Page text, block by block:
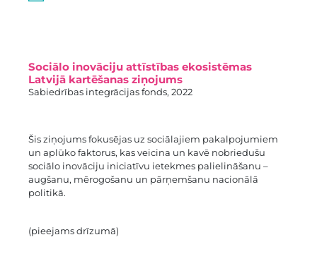
Sociālo inovāciju attīstības ekosistēmas
Latvijā kartēšanas ziņojums
Sabiedrības integrācijas fonds, 2022
Šis ziņojums fokusējas uz sociālajiem pakalpojumiem
un aplūko faktorus, kas veicina un kavē nobriedušu
sociālo inovāciju iniciatīvu ietekmes palielināšanu –
augšanu, mērogošanu un pārņemšanu nacionālā
politikā.
(pieejams drīzumā)